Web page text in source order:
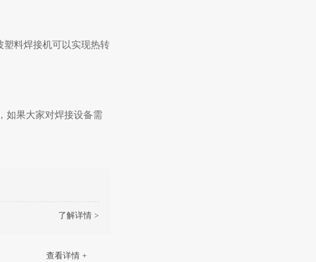
塑料焊接机可以实现热转
如果大家对焊接设备需
了解详情 >
查看详情 +